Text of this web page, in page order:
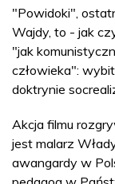
"Powidoki",
Wajdy, to - jak
"jak
człowieka":
doktrynie
Akcja filmu
jest malarz
awangardy w